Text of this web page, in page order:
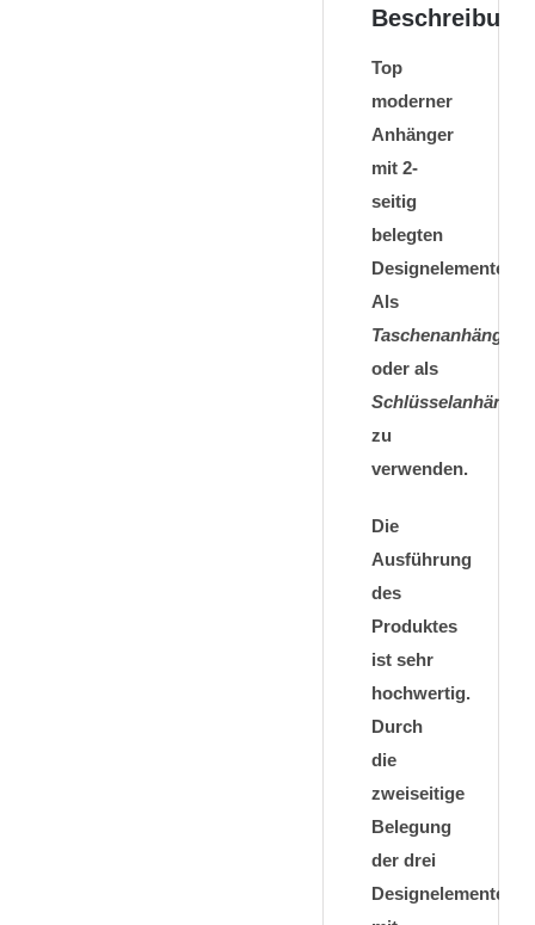
Beschreibung
Top
moderner
Anhänger
mit 2-
seitig
belegten
Designelementen.
Als
Taschenanhänger
oder als
Schlüsselanhänger
zu
verwenden.
Die
Ausführung
des
Produktes
ist sehr
hochwertig.
Durch
die
zweiseitige
Belegung
der drei
Designelemente